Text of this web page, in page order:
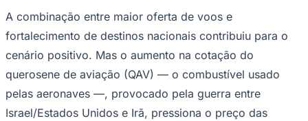
A combinação entre maior oferta de voos e
fortalecimento de destinos nacionais contribuiu para o
cenário positivo. Mas o aumento na cotação do
querosene de aviação (QAV) — o combustível usado
pelas aeronaves —, provocado pela guerra entre
Israel/Estados Unidos e Irã, pressiona o preço das